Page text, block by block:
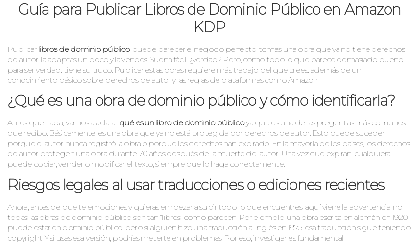
Guía para Publicar Libros de Dominio Público en Amazon
KDP
Publicar libros de dominio públicopuede parecer el negocio perfecto: tomas una obra que ya no tiene derechos
de autor, la adaptas un poco y la vendes. Suena fácil, ¿verdad? Pero, como todo lo que parece demasiado bueno
para ser verdad, tiene su truco. Publicar estas obras requiere más trabajo del que crees, además de un
conocimiento básico sobre derechos de autor y las reglas de plataformas como Amazon.
¿Qué es una obra de dominio público y cómo identificarla?
Antes que nada, vamos a aclarar qué es un libro de dominio públicoya que es una de las preguntas más comunes
que recibo. Básicamente, es una obra que ya no está protegida por derechos de autor. Esto puede suceder
porque el autor nunca registró la obra o porque los derechos han expirado. En la mayoría de los países, los derechos
de autor protegen una obra durante 70 años después de la muerte del autor. Una vez que expiran, cualquiera
puede copiar, vender o modificar el texto, siempre que lo haga correctamente.
Riesgos legales al usar traducciones o ediciones recientes
Ahora, antes de que te emociones y quieras empezar a subir todo lo que encuentres, aquí viene la advertencia: no
todas las obras de dominio público son tan “libres” como parecen. Por ejemplo, una obra escrita en alemán en 1920
puede estar en dominio público, pero si alguien hizo una traducción al inglés en 1975, esa traducción sigue teniendo
copyright. Y si usas esa versión, podrías meterte en problemas. Por eso, investigar es fundamental.